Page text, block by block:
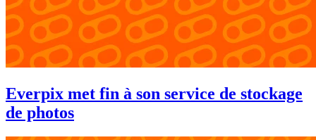
Everpix met fin à son service de stockage
de photos